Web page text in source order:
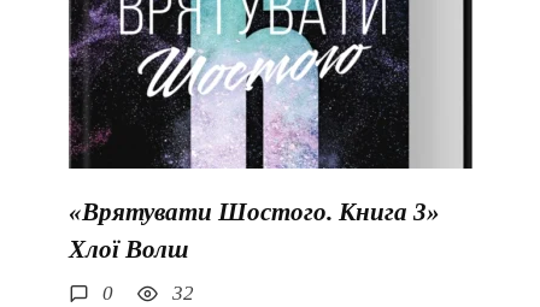
«Врятувати Шостого. Книга 3»
Хлої Волш
0 32